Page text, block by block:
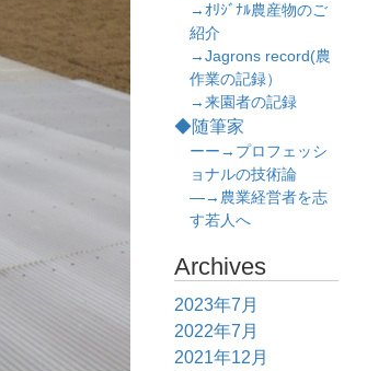
→ｵﾘｼﾞﾅﾙ農産物のご
紹介
→Jagrons record(農
作業の記録）
→来園者の記録
◆随筆家
ーー→プロフェッシ
ョナルの技術論
―→農業経営者を志
す若人へ
Archives
2023年7月
2022年7月
2021年12月